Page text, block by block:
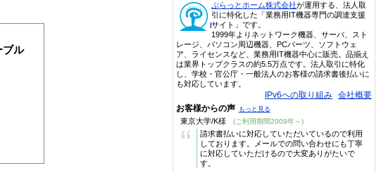
ブル
ぷらっとホーム株式会社が運用する、法人取
引に特化した「業務用IT機器専門の調達支援
サイト」です。
1999年よりネットワーク機器、サーバ、スト
レージ、パソコン周辺機器、PCパーツ、ソフトウェ
ア、ライセンスなど、業務用IT機器中心に販売。品揃え
は業界トップクラスの約5.5万点です。法人取引に特化
し、学校・官公庁・一般法人のお客様の請求書後払いに
も対応しています。
IPv6への取り組み 会社概要
お客様からの声 もっと見る
東京大学/K様 (ご利用期間2009年～)
“
請求書払いに対応していただいているので利用
しております。メールでの問い合わせにも丁寧
に対応していただけるので大変ありがたいで
す。